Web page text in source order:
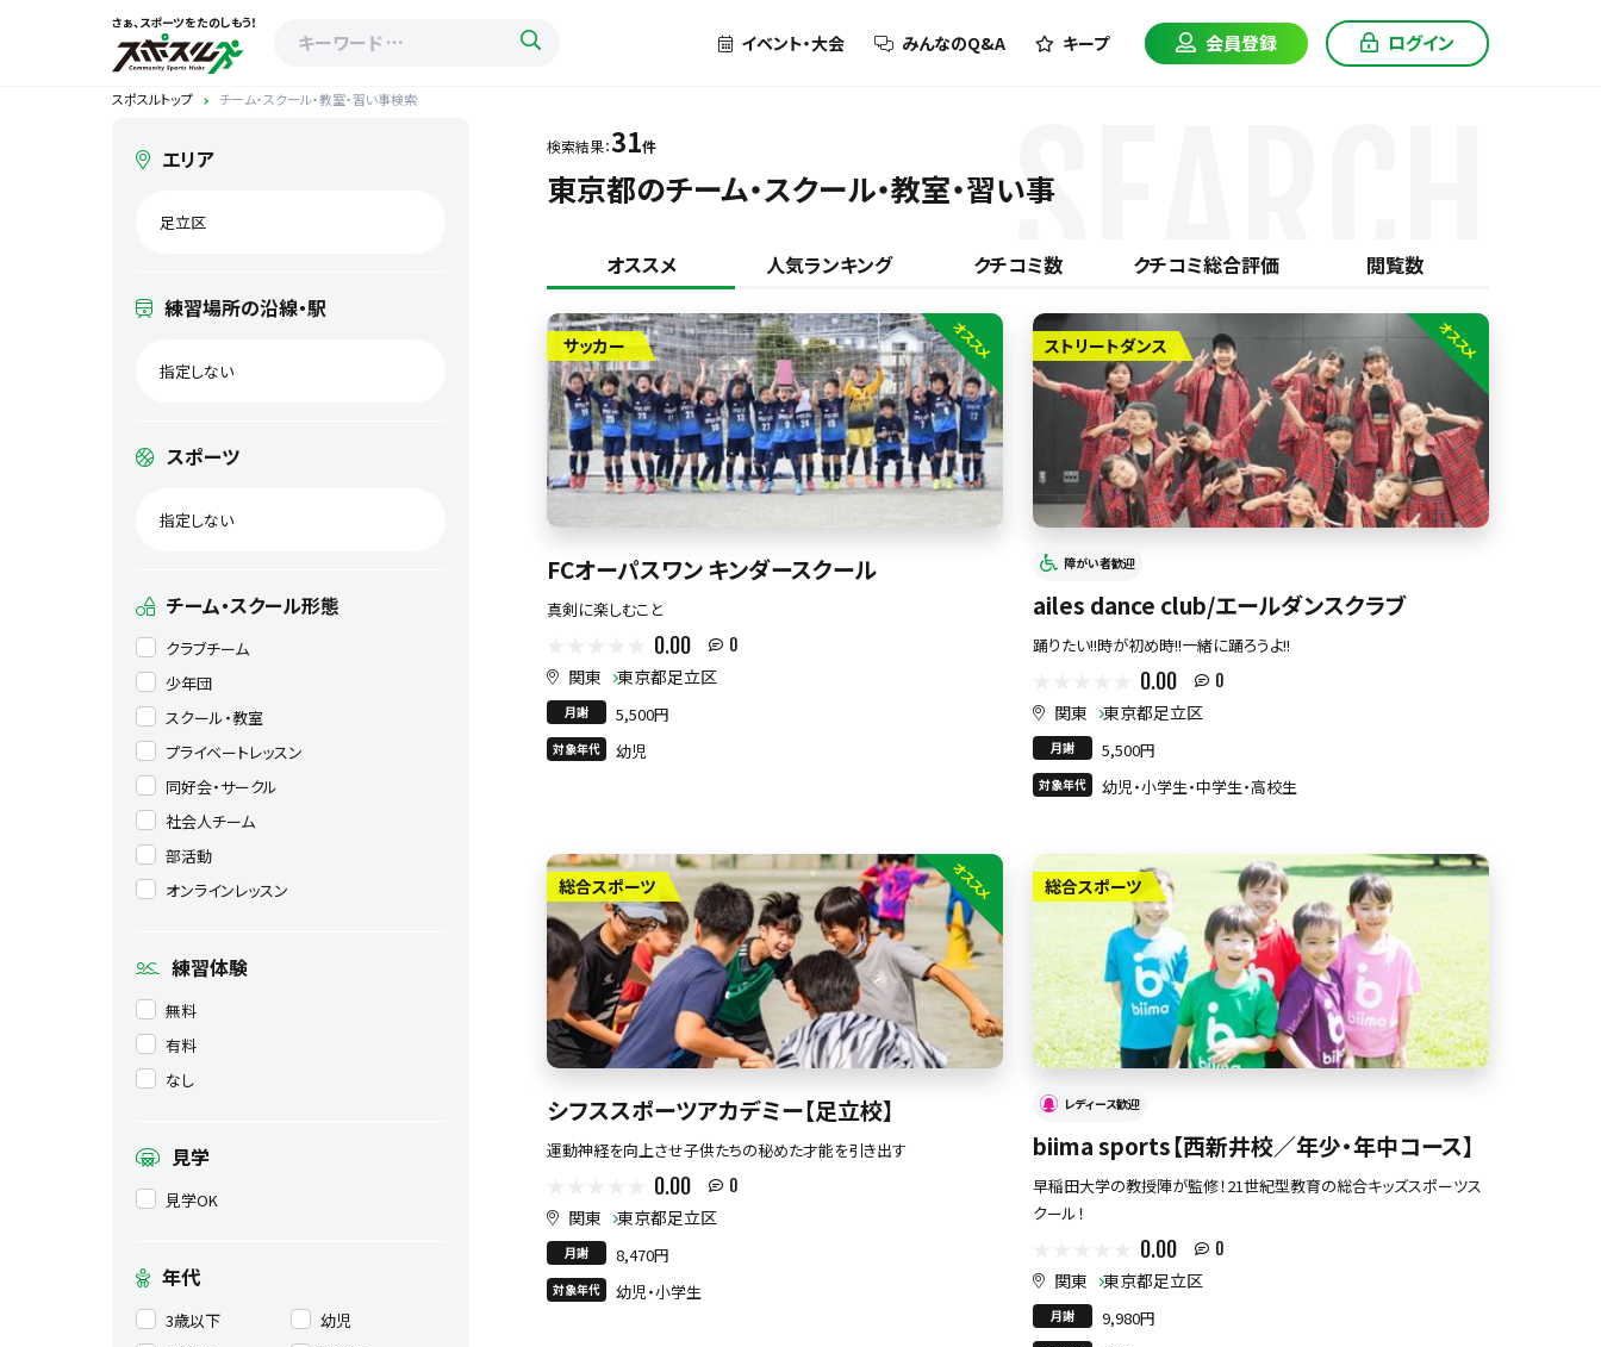
さぁ、スポーツをたのしもう！
イベント・大会 みんなのQ&A キープ 会員登録 ログイン
スポスルトップ チーム・スクール・教室・習い事検索 SEARCH
検索結果：31件
東京都のチーム・スクール・教室・習い事
オススメ 人気ランキング クチコミ数 クチコミ総合評価 閲覧数
サッカー オススメ
FCオーパスワン キンダースクール
真剣に楽しむこと
0.00 0
関東 東京都足立区
月謝 5,500円
対象年代 幼児
ストリートダンス オススメ
障がい者歓迎
ailes dance club/エールダンスクラブ
踊りたい!!時が初め時!!一緒に踊ろうよ!!
0.00 0
関東 東京都足立区
月謝 5,500円
対象年代 幼児・小学生・中学生・高校生
総合スポーツ オススメ
シフススポーツアカデミー【足立校】
運動神経を向上させ子供たちの秘めた才能を引き出す
0.00 0
関東 東京都足立区
月謝 8,470円
対象年代 幼児・小学生
総合スポーツ
レディース歓迎
biima sports【西新井校／年少・年中コース】
早稲田大学の教授陣が監修！21世紀型教育の総合キッズスポーツス
クール！
0.00 0
関東 東京都足立区
月謝 9,980円
エリア
足立区
練習場所の沿線・駅
指定しない
スポーツ
指定しない
チーム・スクール形態
クラブチーム
少年団
スクール・教室
プライベートレッスン
同好会・サークル
社会人チーム
部活動
オンラインレッスン
練習体験
無料
有料
なし
見学
見学OK
年代
3歳以下
幼児